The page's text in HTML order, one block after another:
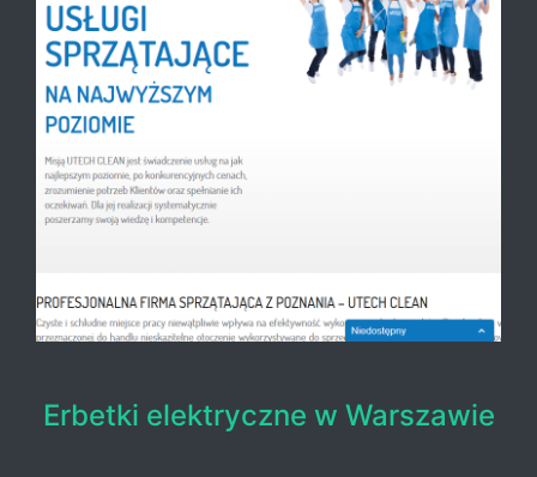
Erbetki elektryczne w Warszawie